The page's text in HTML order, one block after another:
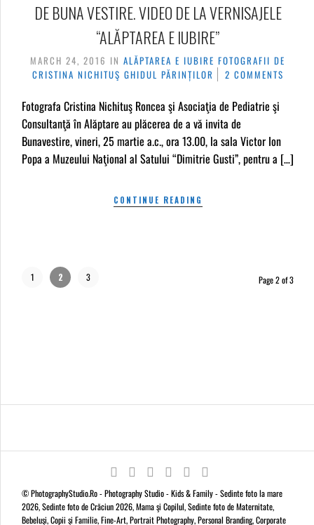
DE BUNA VESTIRE. VIDEO DE LA VERNISAJELE
“ALĂPTAREA E IUBIRE”
MARCH 24, 2016 IN ALĂPTAREA E IUBIRE FOTOGRAFII DE
CRISTINA NICHITUŞ GHIDUL PĂRINȚILOR 2 COMMENTS
Fotografa Cristina Nichituş Roncea şi Asociaţia de Pediatrie şi
Consultanţă în Alăptare au plăcerea de a vă invita de
Bunavestire, vineri, 25 martie a.c., ora 13.00, la sala Victor Ion
Popa a Muzeului Naţional al Satului “Dimitrie Gusti”, pentru a […]
CONTINUE READING
1 2 3 Page 2 of 3
© PhotographyStudio.Ro - Photography Studio - Kids & Family - Sedinte foto la mare
2026, Sedinte foto de Crăciun 2026, Mama şi Copilul, Sedinte foto de Maternitate,
Bebeluşi, Copii şi Familie, Fine-Art, Portrait Photography, Personal Branding, Corporate